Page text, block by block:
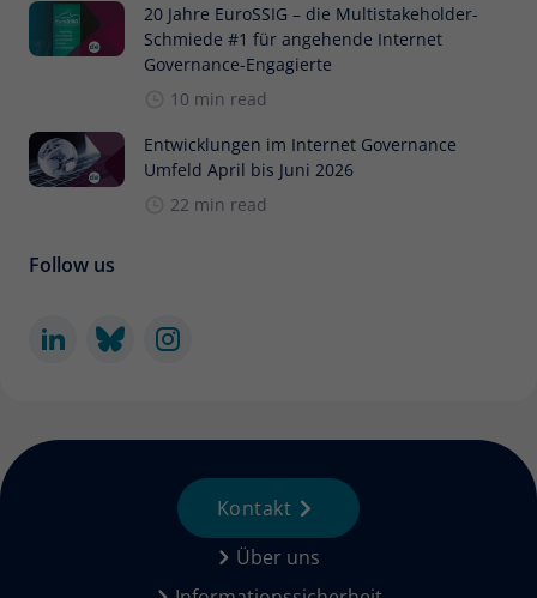
20 Jahre EuroSSIG – die Multistakeholder-
Schmiede #1 für angehende Internet
Governance-Engagierte
10 min read
Entwicklungen im Internet Governance
Umfeld April bis Juni 2026
22 min read
Follow us
Über uns
Kontakt